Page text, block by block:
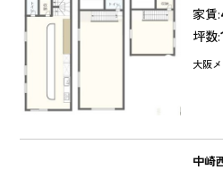
家賃:
坪数:
大阪
中崎